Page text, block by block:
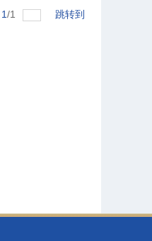
1/1 跳转到